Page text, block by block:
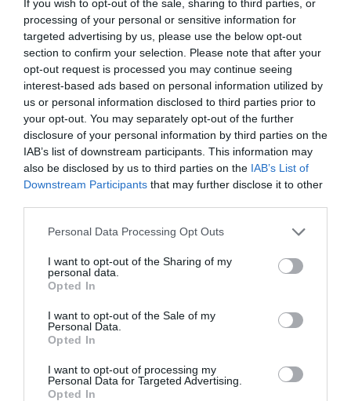
If you wish to opt-out of the sale, sharing to third parties, or
processing of your personal or sensitive information for
targeted advertising by us, please use the below opt-out
section to confirm your selection. Please note that after your
opt-out request is processed you may continue seeing
interest-based ads based on personal information utilized by
us or personal information disclosed to third parties prior to
your opt-out. You may separately opt-out of the further
disclosure of your personal information by third parties on the
IAB’s list of downstream participants. This information may
also be disclosed by us to third parties on the IAB’s List of
Downstream Participants that may further disclose it to other
Please note that this website/app uses one or more Google
not limited to your visit or usage behaviour. You may click to
grant or deny consent to Google and its third-party tags to
use your data for below specified purposes in below Google
consent section.
Personal Data Processing Opt Outs
I want to opt-out of the Sharing of my
personal data.
Opted In
I want to opt-out of the Sale of my
Personal Data.
Opted In
I want to opt-out of processing my
Personal Data for Targeted Advertising.
Opted In
Azonban tegyél a rovarriasztókra is
A legyek elűzésének leghatékonyabb módja, ha a fenti
módszerek bármelyikét hatékony rovarriasztóval
kombinálod.
Megosztás: Facebook Twitter Pinterest
Címkék: praktika, szúnyog,házilag ,riasztó,
bogarak, légy
HASONLÓ BEJEGYZÉSEK